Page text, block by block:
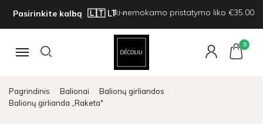
Pasirinkite kalbą Iki nemokamo pristatymo liko €35.00
Navigacija
0
Pagrindinis Balionai
Balionų girliandos
Balionų girlianda „Raketa"